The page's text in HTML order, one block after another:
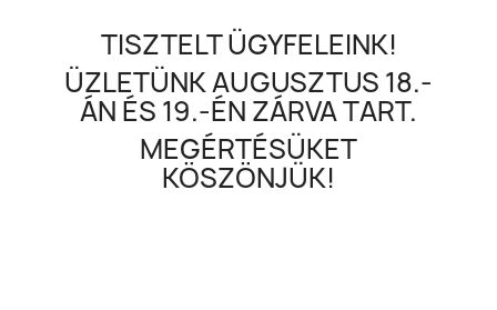
TISZTELT ÜGYFELEINK!
ÜZLETÜNK AUGUSZTUS 18.-
ÁN ÉS 19.-ÉN ZÁRVA TART.
MEGÉRTÉSÜKET
KÖSZÖNJÜK!